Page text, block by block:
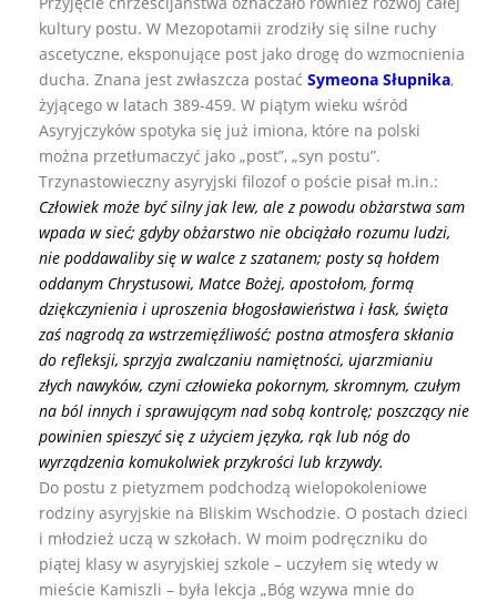
kultury postu. W Mezopotamii zrodziły się silne ruchy
ascetyczne, eksponujące post jako drogę do wzmocnienia
ducha. Znana jest zwłaszcza postać Symeona Słupnika,
żyjącego w latach 389-459. W piątym wieku wśród
Asyryjczyków spotyka się już imiona, które na polski
można przetłumaczyć jako „post”, „syn postu”.
Trzynastowieczny asyryjski filozof o poście pisał m.in.:
Człowiek może być silny jak lew, ale z powodu obżarstwa sam
wpada w sieć; gdyby obżarstwo nie obciążało rozumu ludzi,
nie poddawaliby się w walce z szatanem; posty są hołdem
oddanym Chrystusowi, Matce Bożej, apostołom, formą
dziękczynienia i uproszenia błogosławieństwa i łask, święta
zaś nagrodą za wstrzemięźliwość; postna atmosfera skłania
do refleksji, sprzyja zwalczaniu namiętności, ujarzmianiu
złych nawyków, czyni człowieka pokornym, skromnym, czułym
na ból innych i sprawującym nad sobą kontrolę; poszczący nie
powinien spieszyć się z użyciem języka, rąk lub nóg do
wyrządzenia komukolwiek przykrości lub krzywdy.
Do postu z pietyzmem podchodzą wielopokoleniowe
rodziny asyryjskie na Bliskim Wschodzie. O postach dzieci
i młodzież uczą w szkołach. W moim podręczniku do
piątej klasy w asyryjskiej szkole – uczyłem się wtedy w
mieście Kamiszli – była lekcja „Bóg wzywa mnie do